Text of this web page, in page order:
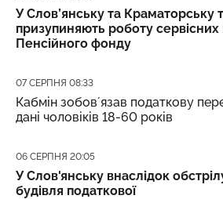
У Слов’янську та Краматорську
призупиняють роботу сервісних
Пенсійного фонду
Дата публікації
07 СЕРПНЯ 08:33
Кабмін зобовʼязав податкову
дані чоловіків 18-60 років
Дата публікації
06 СЕРПНЯ 20:05
У Слов'янську внаслідок
будівля податкової